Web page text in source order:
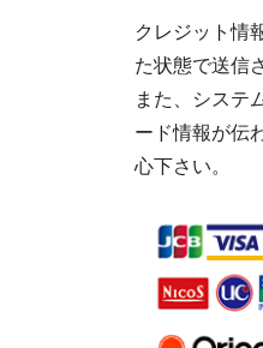
クレジット情
た状態で送信
また、システ
ード情報が伝
心下さい。